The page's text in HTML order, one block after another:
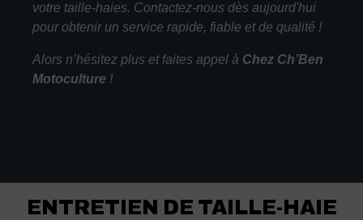
votre taille-haies. Contactez-nous dès aujourd'hui
pour obtenir un service rapide, fiable et de qualité !
Alors n’hésitez plus et faites appel à Chez Ch’Ben
Motoculture !
ENTRETIEN DE TAILLE-HAIE